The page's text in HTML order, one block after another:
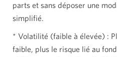
parts et sans déposer une
simplifié.
* Volatilité (faible à élevée) :
faible, plus le risque lié au